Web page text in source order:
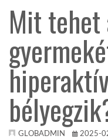
LINKTR.EE
GLOBOZSARU
DOBRAVERO.HU
Mit tehet
GLOBADMIN 2025-